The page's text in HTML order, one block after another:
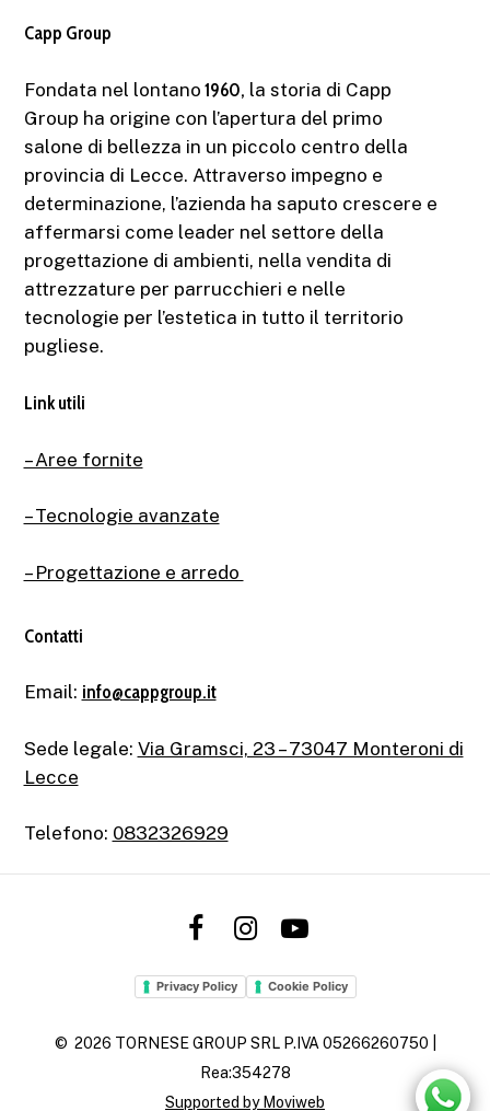
Capp Group
Fondata nel lontano 1960, la storia di Capp
Group ha origine con l’apertura del primo
salone di bellezza in un piccolo centro della
provincia di Lecce. Attraverso impegno e
determinazione, l’azienda ha saputo crescere e
affermarsi come leader nel settore della
progettazione di ambienti, nella vendita di
attrezzature per parrucchieri e nelle
tecnologie per l’estetica in tutto il territorio
pugliese.
Link utili
– Aree fornite
– Tecnologie avanzate
– Progettazione e arredo
Contatti
Email: info@cappgroup.it
Sede legale: Via Gramsci, 23 – 73047 Monteroni di
Lecce
Telefono: 0832326929
Privacy Policy Cookie Policy
© 2026 TORNESE GROUP SRL P.IVA 05266260750 |
Rea:354278
Supported by Moviweb